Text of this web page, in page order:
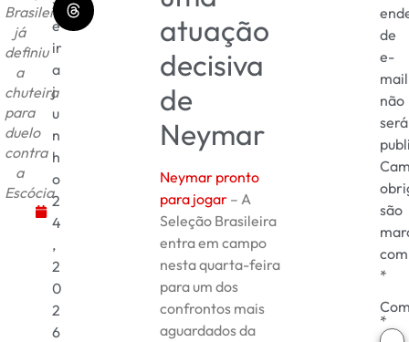
Brasileira
já
definiu
a
chuteira
para
duelo
contra
a
Escócia
x
e
ir
a
j
u
n
h
o
2
4
,
2
0
2
6
atuação
decisiva
de
Neymar
Neymar pronto
para jogar – A
Seleção Brasileira
entra em campo
nesta quarta-feira
para um dos
confrontos mais
aguardados da
de
e-
mail
não
será
são
com
*
*